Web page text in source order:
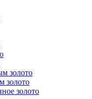
золото
золото
золото